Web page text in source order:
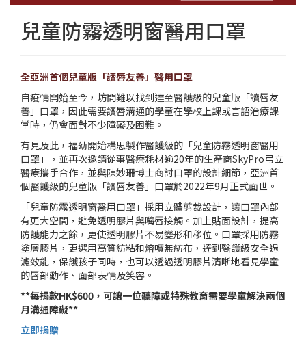
兒童防霧透明窗醫用口罩
全亞洲首個兒童版「讀唇友善」醫用口罩
自疫情開始至今，坊間難以找到達至醫護級的兒童版「讀唇友
善」口罩，因此需要讀唇溝通的學童在學校上課或言語治療課
堂時，仍會面對不少障礙及困難。
有見及此，福幼開始構思製作醫護級的「兒童防霧透明窗醫用
口罩」，並再次邀請從事醫療耗材逾20年的生產商SkyPro弓立
醫療攜手合作，並與陳妙珊博士商討口罩的設計細節，亞洲首
個醫護級的兒童版「讀唇友善」口罩於2022年9月正式面世。
「兒童防霧透明窗醫用口罩」採用立體剪裁設計，讓口罩內部
有更大空間，避免透明膠片與嘴唇接觸。加上貼面設計，提高
防護能力之餘，更使透明膠片不易變形和移位。口罩採用防霧
塗層膠片，更選用高質紡粘和熔噴無紡布，達到醫護級安全過
濾效能，保護孩子同時，也可以透過透明膠片清晰地看見學童
的唇部動作、面部表情及笑容。
**每捐款HK$600，可讓一位聽障或特殊教育需要學童解決兩個
月溝通障礙**
立即捐贈